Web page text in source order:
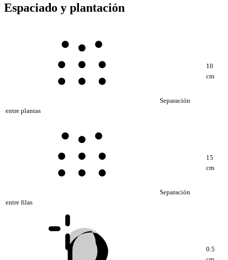
Espaciado y plantación
Separación
entre plantas
10
cm
Separación
entre filas
15
cm
0.5